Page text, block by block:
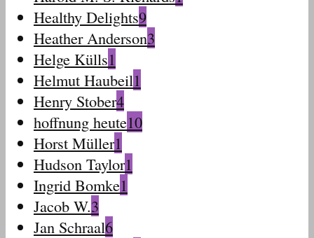
Healthy Delights9
Heather Anderson3
Helge Külls1
Helmut Haubeil1
Henry Stober4
hoffnung heute10
Horst Müller1
Hudson Taylor1
Ingrid Bomke1
Jacob W.3
Jan Schraal6